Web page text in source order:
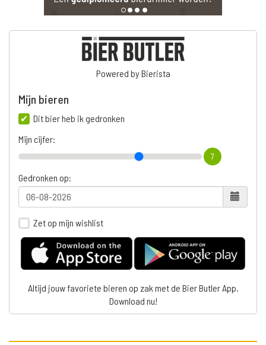
Powered by Bierista
Mijn bieren
Dit bier heb ik gedronken
Mijn cijfer:
7
Gedronken op:
Zet op mijn wishlist
Altijd jouw favoriete bieren op zak met de Bier Butler App.
Download nu!